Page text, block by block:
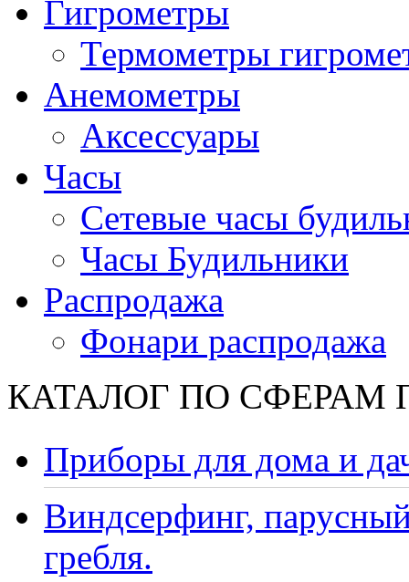
Гигрометры
Термометры
Анемометры
Аксессуары
Часы
Сетевые часы
Часы Будильники
Распродажа
Фонари распродажа
КАТАЛОГ ПО СФЕРАМ
Приборы для дома и
Виндсерфинг,
гребля.